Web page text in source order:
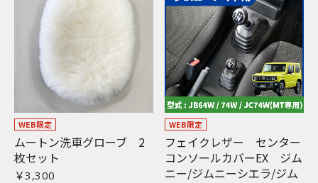
WEB限定
ムートン洗車グローブ 2
枚セット
￥3,300
WEB限定
フェイクレザー センター
コンソールカバーEX ジム
ニー/ジムニーシエラ/ジム